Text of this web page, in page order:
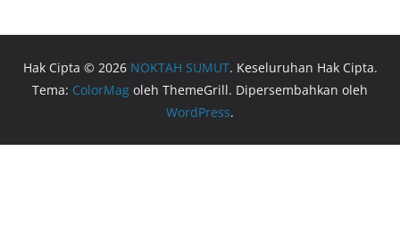
Hak Cipta © 2026 NOKTAH SUMUT. Keseluruhan Hak Cipta.
Tema: ColorMag oleh ThemeGrill. Dipersembahkan oleh
WordPress.